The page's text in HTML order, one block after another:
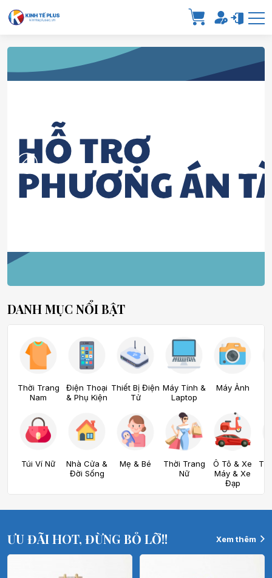
DANH MỤC NỔI BẬT
Thời Trang
Nam
Điện Thoại
& Phụ Kiện
Thiết Bị Điện
Tử
Máy Tính &
Laptop
Máy Ảnh
Túi Ví Nữ
Nhà Cửa &
Đời Sống
Mẹ & Bé
Thời Trang
Nữ
Ô Tô & Xe
Máy & Xe
Đạp
ƯU ĐÃI HOT, ĐỪNG BỎ LỠ!! Xem thêm